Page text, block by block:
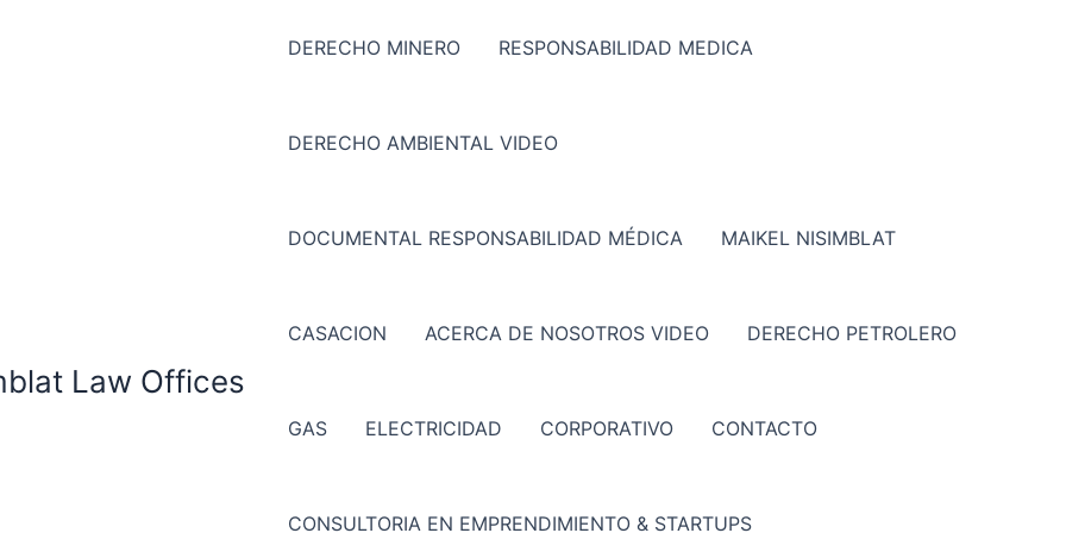
Law Offices
DERECHO MINERO RESPONSABILIDAD MEDICA
DERECHO AMBIENTAL VIDEO
DOCUMENTAL RESPONSABILIDAD MÉDICA MAIKEL NISIMBLAT
CASACION ACERCA DE NOSOTROS VIDEO DERECHO PETROLERO
GAS ELECTRICIDAD CORPORATIVO CONTACTO
CONSULTORIA EN EMPRENDIMIENTO & STARTUPS